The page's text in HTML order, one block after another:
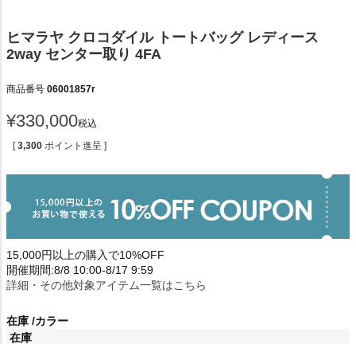
ヒマラヤ クロコダイル トートバッグ レディース
2way センター取り 4FA
商品番号 06001857r
¥330,000税込
[ 3,300 ポイント進呈 ]
15,000円以上の購入で10%OFF
開催期間:8/8 10:00-8/17 9:59
詳細・その他対象アイテム一覧はこちら
在庫 カラー
在庫